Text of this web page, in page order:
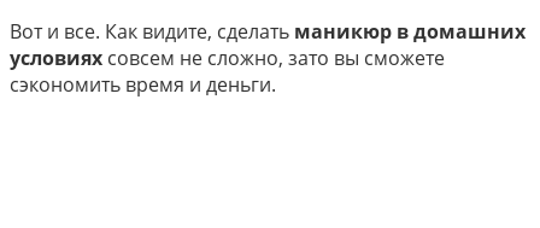
Вот и все. Как видите, сделать маникюр в домашних
условиях совсем не сложно, зато вы сможете
сэкономить время и деньги.